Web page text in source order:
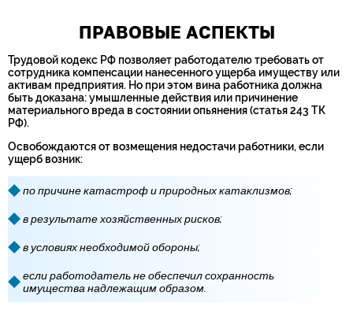
ПРАВОВЫЕ АСПЕКТЫ
Трудовой кодекс РФ позволяет работодателю требовать от
сотрудника компенсации нанесенного ущерба имуществу или
активам предприятия. Но при этом вина работника должна
быть доказана: умышленные действия или причинение
материального вреда в состоянии опьянения (статья 243 ТК
РФ).
Освобождаются от возмещения недостачи работники, если
ущерб возник:
по причине катастроф и природных катаклизмов;
в результате хозяйственных рисков;
в условиях необходимой обороны;
если работодатель не обеспечил сохранность
имущества надлежащим образом.